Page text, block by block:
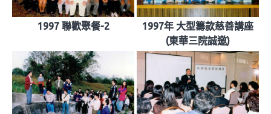
1997 聯歡聚餐-2
1997年 大型籌款慈善講座
(東華三院誠邀)